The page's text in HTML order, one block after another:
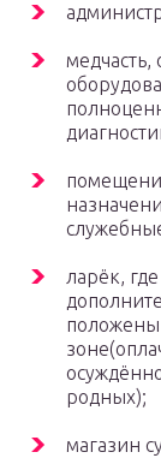
ларёк,
положены
родных);
магазин